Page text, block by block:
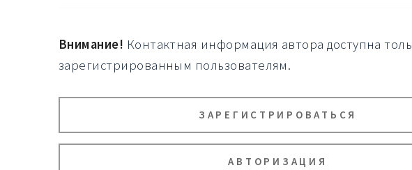
Внимание! Контактная информация автора доступна
зарегистрированным пользователям.
ЗАРЕГИСТРИРОВАТЬСЯ
АВТОРИЗАЦИЯ